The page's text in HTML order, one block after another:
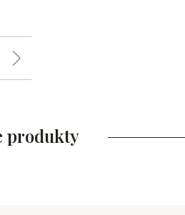
produkty